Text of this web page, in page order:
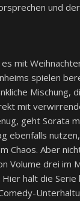
und
mit
spielen
Mischung,
mit
geht Sorata
ebenfalls
Chaos. Aber
Volume drei im
hält die Serie